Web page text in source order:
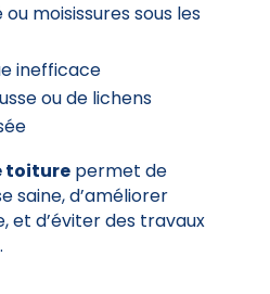
moisissures sous les
inefficace
ou de lichens
toiturepermet de
saine, d’améliorer
et d’éviter des travaux